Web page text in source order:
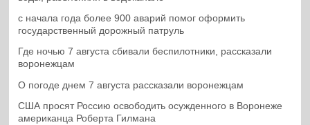
с начала года более 900 аварий помог оформить
государственный дорожный патруль
Где ночью 7 августа сбивали беспилотники, рассказали
воронежцам
О погоде днем 7 августа рассказали воронежцам
США просят Россию освободить осужденного в Воронеже
американца Роберта Гилмана